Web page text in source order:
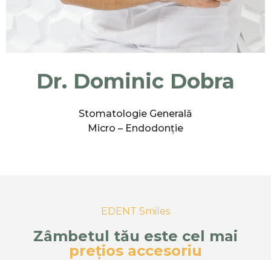
Dr. Dominic Dobra
Stomatologie Generală
Micro – Endodonție
EDENT Smiles
Zâmbetul tău este cel mai
prețios accesoriu